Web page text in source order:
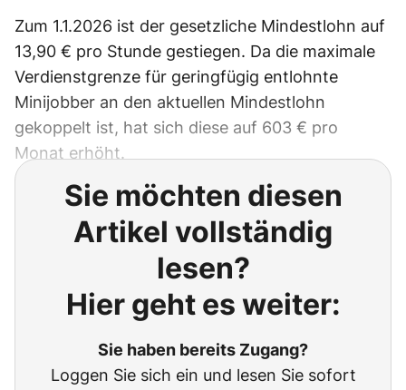
Zum 1.1.2026 ist der gesetzliche Mindestlohn auf
13,90 € pro Stunde gestiegen. Da die maximale
Verdienstgrenze für geringfügig entlohnte
Minijobber an den aktuellen Mindestlohn
gekoppelt ist, hat sich diese auf 603 € pro
Monat erhöht.
Sie möchten diesen
Artikel vollständig
lesen?
Hier geht es weiter:
Sie haben bereits Zugang?
Loggen Sie sich ein und lesen Sie sofort